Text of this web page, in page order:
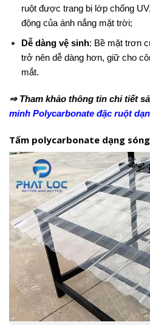
ruột được trang bị lớp chống
động của ánh nắng mặt trời;
Dễ dàng vệ sinh: Bề mặt trơn
trở nên dễ dàng hơn, giữ cho
mắt.
⇒ Tham khảo thông tin chi tiết
minh Polycarbonate đặc ruột
Tấm polycarbonate dạng sóng